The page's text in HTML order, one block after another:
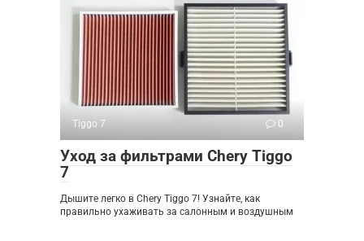
Tiggo 7 0
Уход за фильтрами Chery Tiggo
7
Дышите легко в Chery Tiggo 7! Узнайте, как
правильно ухаживать за салонным и воздушным